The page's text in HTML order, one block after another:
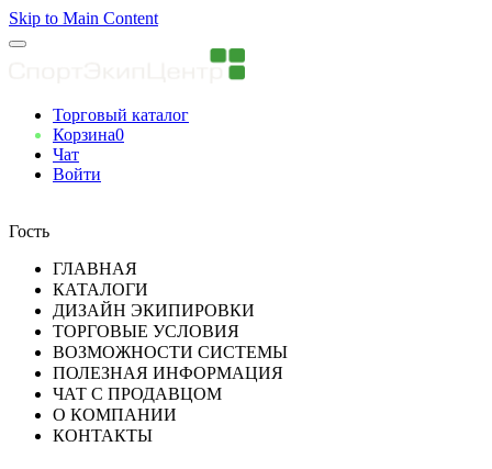
Skip to Main Content
Торговый каталог
Корзина0
Чат
Войти
Гость
ГЛАВНАЯ
КАТАЛОГИ
ДИЗАЙН ЭКИПИРОВКИ
ТОРГОВЫЕ УСЛОВИЯ
ВОЗМОЖНОСТИ СИСТЕМЫ
ПОЛЕЗНАЯ ИНФОРМАЦИЯ
ЧАТ С ПРОДАВЦОМ
О КОМПАНИИ
КОНТАКТЫ